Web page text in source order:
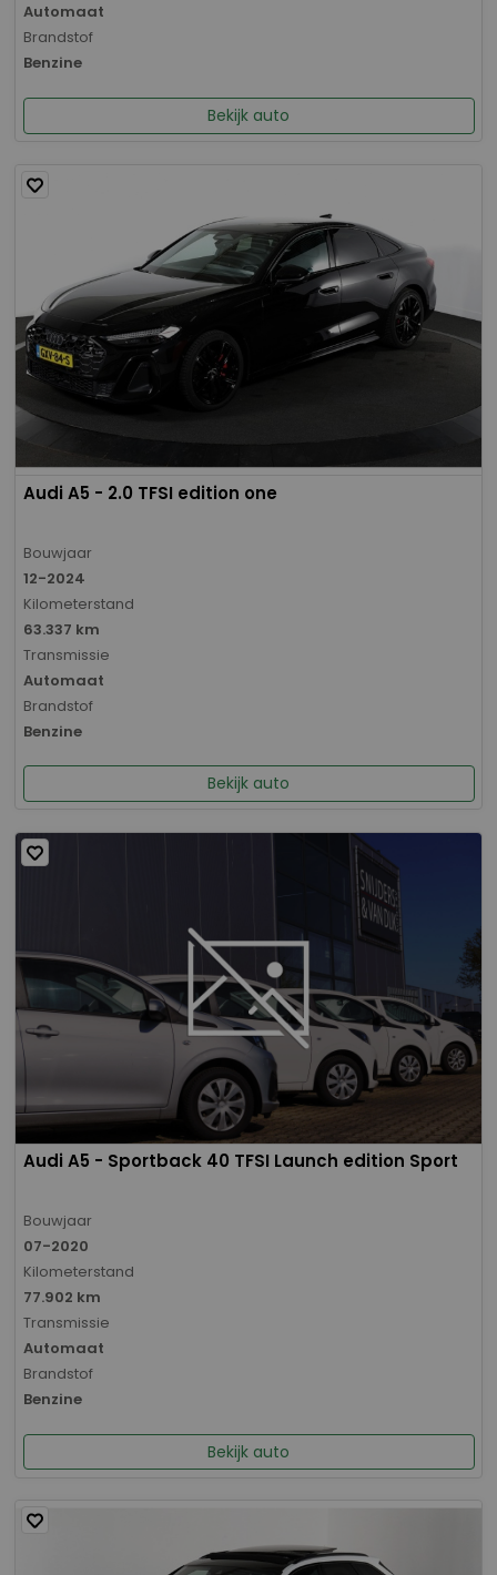
Automaat
Brandstof
Benzine
Bekijk auto
Audi A5 - 2.0 TFSI edition one
Bouwjaar
12-2024
Kilometerstand
63.337 km
Transmissie
Automaat
Brandstof
Benzine
Bekijk auto
Audi A5 - Sportback 40 TFSI Launch edition Sport
Bouwjaar
07-2020
Kilometerstand
77.902 km
Transmissie
Automaat
Brandstof
Benzine
Bekijk auto